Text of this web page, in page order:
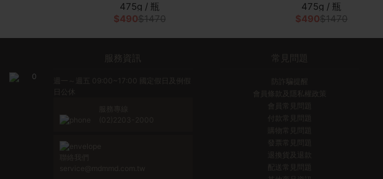
475g / 瓶
$490$1470
475g / 瓶
$490$1470
服務資訊
週一～週五 09:00~17:00 國定假日及例假
常見問題
會員條款及隱私權政策
付款常見問題
發票常見問題
退換貨及退款
0